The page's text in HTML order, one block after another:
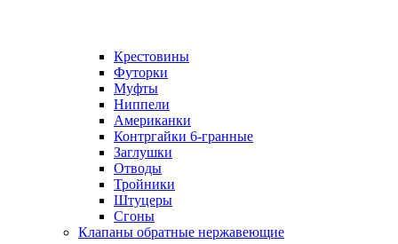
Крестовины
Футорки
Муфты
Ниппели
Американки
Контргайки 6-гранные
Заглушки
Отводы
Тройники
Штуцеры
Сгоны
Клапаны обратные нержавеющие